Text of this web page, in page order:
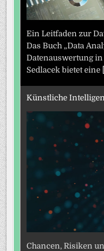
Ein Leitfaden zur
Das Buch „Data
Datenauswertung
Sedlacek bietet eine
Künstliche
Chancen, Risiken